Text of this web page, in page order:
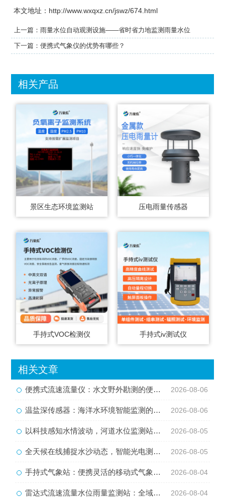
本文地址：http://www.wxqxz.cn/jswz/674.html
上一篇： 雨量水位自动观测设施——省时省力地监测雨量水位
下一篇： 便携式气象仪的优势有哪些？
相关产品
景区生态环境监测站 压电雨量传感器
手持式VOC检测仪 手持式iv测试仪
相关文章
便携式流速流量仪：水文野外勘测的便携智能检测利器 2026-08-06
温盐深传感器：海洋水环境智能监测的核心感知设备 2026-08-06
以科技感知水情波动，河道水位监测站守护流域河道安全 2026-08-05
全天候在线捕捉水沙动态，智能光电测沙仪守护水域水沙安全 2026-08-05
手持式气象站：便携灵活的移动式气象监测智能设备 2026-08-04
雷达式流速流量水位雨量监测站：全域水文智慧监测一体化设备 2026-08-04